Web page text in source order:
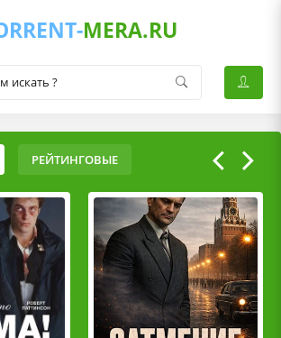
MERA.RU
РЕЙТИНГОВЫЕ